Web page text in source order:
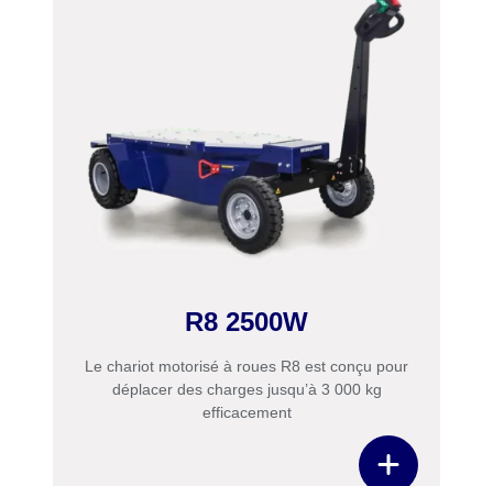
R8 2500W
Le chariot motorisé à roues R8 est conçu pour
déplacer des charges jusqu’à 3 000 kg
efficacement